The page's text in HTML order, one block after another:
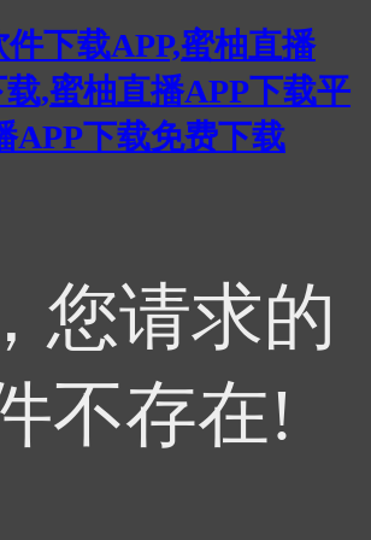
下载APP,蜜柚直播
,蜜柚直播APP下载平
APP下载免费下载
，您请求的
不存在!